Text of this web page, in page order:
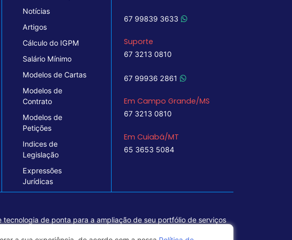
Notícias
Artigos
Cálculo do IGPM
Salário Mínimo
Modelos de Cartas
Modelos de
Contrato
Modelos de
Petições
Indices de
Legislação
Expressões
Jurídicas
67 99839 3633
Suporte
67 3213 0810
67 99936 2861
Em Campo Grande/MS
67 3213 0810
Em Cuiabá/MT
65 3653 5084
de ponta para a ampliação de seu portfólio de serviços